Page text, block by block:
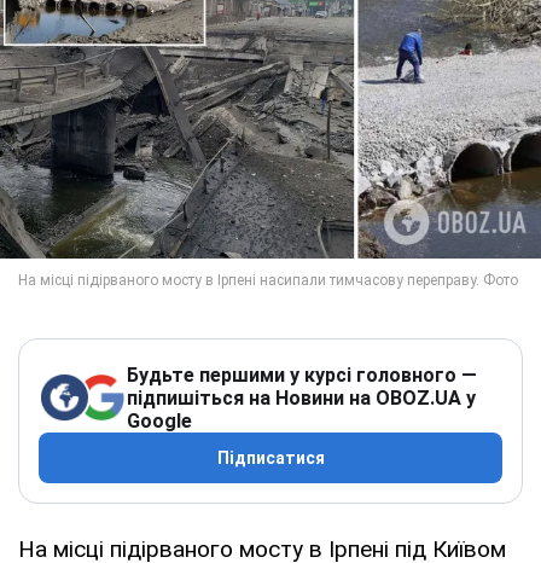
Будьте першими у курсі головного —
підпишіться на Новини на OBOZ.UA у
Google
Підписатися
На місці підірваного мосту в Ірпені під Київом